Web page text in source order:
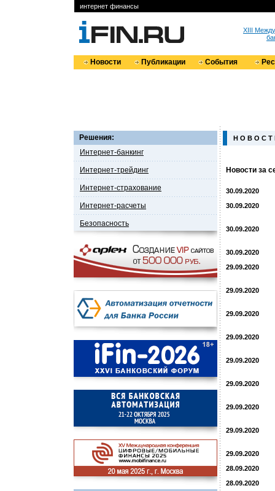
интернет финансы
XIII
Новости Публикации События
Решения:
Интернет-банкинг
Интернет-трейдинг
Интернет-страхование
Интернет-расчеты
Безопасность
Н О В О С Т
Новости за
30.09.2020
30.09.2020
30.09.2020
30.09.2020
29.09.2020
29.09.2020
29.09.2020
29.09.2020
29.09.2020
29.09.2020
29.09.2020
29.09.2020
29.09.2020
28.09.2020
28.09.2020